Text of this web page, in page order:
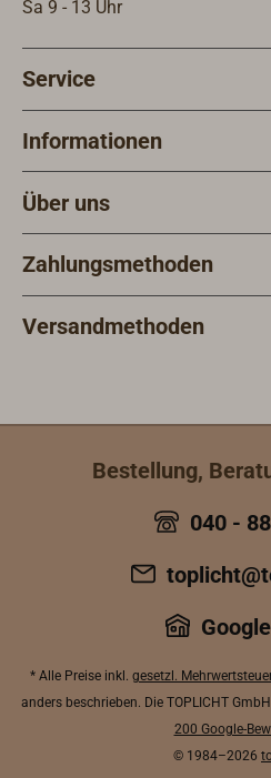
Sa 9 - 13 Uhr
Service
Informationen
Über uns
Zahlungsmethoden
Versandmethoden
Bestellung,
040 -
* Alle Preise inkl. gesetzl.
anders beschrieben. Die TOPLICHT
200 Google-
© 1984–2026